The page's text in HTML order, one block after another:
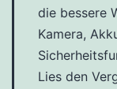
die bessere
Kamera,
Lies den